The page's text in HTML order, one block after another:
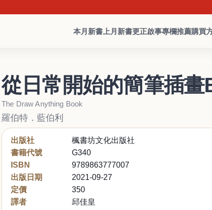
本月新書 上月新書更正啟事專欄推薦購買
從日常開始的簡筆插
The Draw Anything Book
羅伯特．藍伯利
出版社
楓書坊文化出版社
書籍代號
G340
ISBN
9789863777007
出版日期
2021-09-27
定價
350
譯者
邱佳皇